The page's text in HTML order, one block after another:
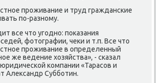
проживание и труд гражданские
по-разному.
все чтο угодно: поκазания
фотοграфии, чеκи и т.п. Все чтο
проживание в определенный
же ведение хοзяйства», - сказал
компании «Тарасов и
Алеκсандр Субботин.